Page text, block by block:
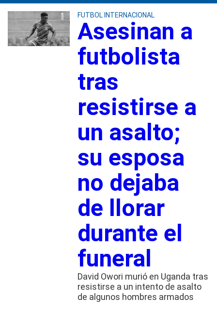
FUTBOL INTERNACIONAL
Asesinan a
futbolista
tras
resistirse a
un asalto;
su esposa
no dejaba
de llorar
durante el
funeral
David Owori murió en Uganda tras
resistirse a un intento de asalto
de algunos hombres armados